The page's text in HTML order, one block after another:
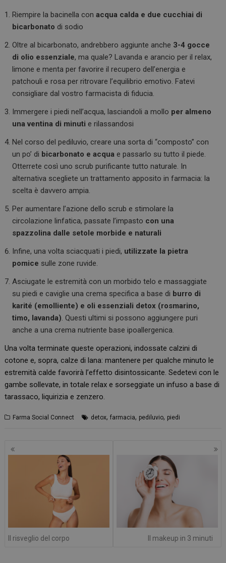
Riempire la bacinella conacqua calda e due cucchiai di
bicarbonato di sodio
Oltre al bicarbonato, andrebbero aggiunte anche 3-4 gocce
di olio essenziale, ma quale? Lavanda e arancio per il relax,
limone e menta per favorire il recupero dell’energia e
patchouli e rosa per ritrovare l’equilibrio emotivo. Fatevi
consigliare dal vostro farmacista di fiducia.
Immergere i piedi nell’acqua, lasciandoli a mollo per almeno
una ventina di minuti e rilassandosi
Nel corso del pediluvio, creare una sorta di “composto” con
un po’ di bicarbonato e acqua e passarlo su tutto il piede.
Otterrete così uno scrub purificante tutto naturale. In
alternativa scegliete un trattamento apposito in farmacia: la
scelta è davvero ampia.
Per aumentare l’azione dello scrub e stimolare la
circolazione linfatica, passate l’impasto con una
spazzolina dalle setole morbide e naturali
Infine, una volta sciacquati i piedi, utilizzate la pietra
pomice sulle zone ruvide.
Asciugate le estremità con un morbido telo e massaggiate
su piedi e caviglie una crema specifica a base di burro di
karité (emolliente) e oli essenziali detox (rosmarino,
timo, lavanda). Questi ultimi si possono aggiungere puri
anche a una crema nutriente base ipoallergenica.
Una volta terminate queste operazioni, indossate calzini di
cotone e, sopra, calze di lana: mantenere per qualche minuto le
estremità calde favorirà l’effetto disintossicante. Sedetevi con le
gambe sollevate, in totale relax e sorseggiate un infuso a base di
tarassaco, liquirizia e zenzero.
Farma Social Connect detox,farmacia, pediluvio, piedi
Navigazione
articoli
Il risveglio del corpo Il makeup in 3 minuti